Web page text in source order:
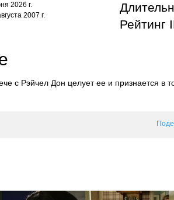
2026 г.
2007 г.
Рейтинг
с Рэйчел Дон целует ее и признается в
в честь ее дня рождения. Соседка Бэтти